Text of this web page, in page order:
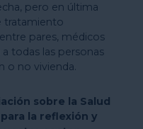
pero en última
tratamiento
pares, médicos
todas las personas
o no vivienda.
sobre la Salud
la reflexión y